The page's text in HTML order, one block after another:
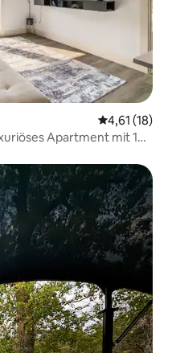
4,61 (18)
Apartment mit 1